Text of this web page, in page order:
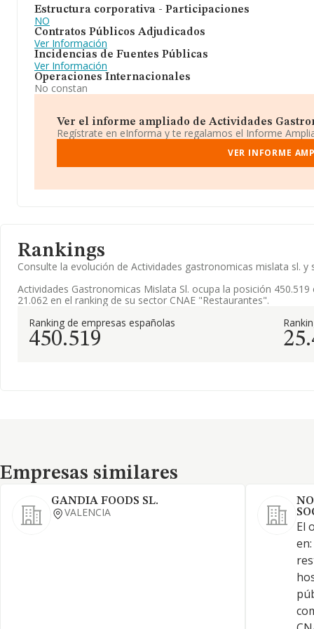
Estructura corporativa - Participaciones
NO
Contratos Públicos Adjudicados
Ver Información
Incidencias de Fuentes Públicas
Ver Información
Operaciones Internacionales
No constan
Ver el informe ampliado de Actividades
Regístrate en eInforma y te regalamos el Informe
VER INFORME
Rankings
Consulte la evolución de Actividades gastronomicas mislata sl.
Actividades Gastronomicas Mislata Sl. ocupa la posición
21.062 en el ranking de su sector CNAE "Restaurantes".
Ranking de empresas españolas
450.519
Empresas similares
Empresas similares
GANDIA FOODS SL.
VALENCIA
El